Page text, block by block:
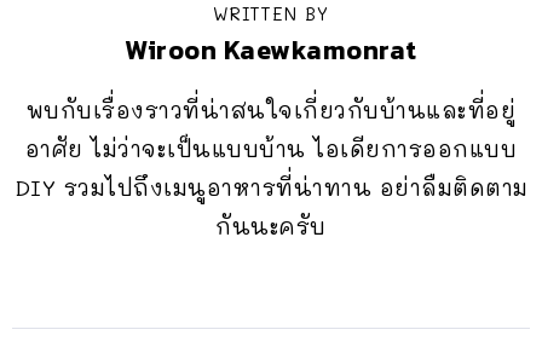
WRITTEN BY
Wiroon Kaewkamonrat
พบกับเรื่องราวที่น่าสนใจเกี่ยวกับบ้านและที่อยู่
อาศัย ไม่ว่าจะเป็นแบบบ้าน ไอเดียการออกแบบ
DIY รวมไปถึงเมนูอาหารที่น่าทาน อย่าลืมติดตาม
กันนะครับ